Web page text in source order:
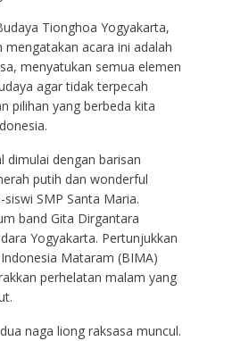
Tionghoa Yogyakarta,
mengatakan acara ini adalah
menyatukan semua elemen
agar tidak terpecah
pilihan yang berbeda kita
dimulai dengan barisan
putih dan wonderful
SMP Santa Maria.
band Gita Dirgantara
Yogyakarta. Pertunjukkan
Mataram (BIMA)
perhelatan malam yang
naga liong raksasa muncul.